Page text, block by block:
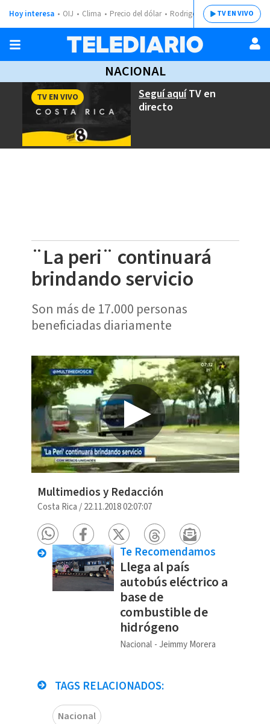
Hoy interesa OIJ Clima Precio del dólar Rodrigo ChavesTV EN VIVO
NACIONAL
Seguí aquíTV en
directo
TV EN VIVO
¨La peri¨ continuará
brindando servicio
Son más de 17.000 personas
beneficiadas diariamente
Multimedios y Redacción
Costa Rica /22.11.2018 02:07:07
Te Recomendamos
Llega al país
autobús eléctrico a
base de
combustible de
hidrógeno
Nacional Jeimmy Morera
TAGS RELACIONADOS:
Nacional